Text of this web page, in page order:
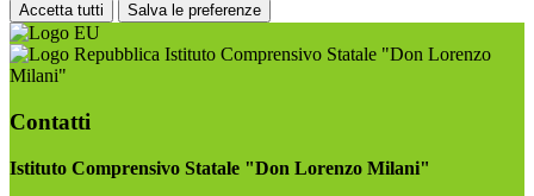
Accetta tutti Salva le preferenze
Istituto Comprensivo Statale "Don Lorenzo
Milani"
Contatti
Istituto Comprensivo Statale "Don Lorenzo Milani"